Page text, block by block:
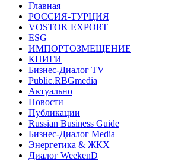
Главная
РОССИЯ-ТУРЦИЯ
VOSTOK EXPORT
ESG
ИМПОРТОЗМЕЩЕНИЕ
КНИГИ
Бизнес-Диалог TV
Public.RBGmedia
Актуально
Новости
Публикации
Russian Business Guide
Бизнес-Диалог Media
Энергетика & ЖКХ
Диалог WeekenD